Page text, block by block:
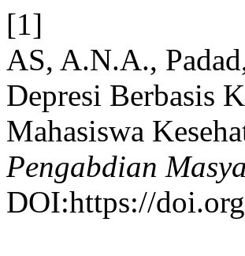
[1]
AS, A.N.A.,
Depresi Berbasis
Mahasiswa
Pengabdian
DOI:https://